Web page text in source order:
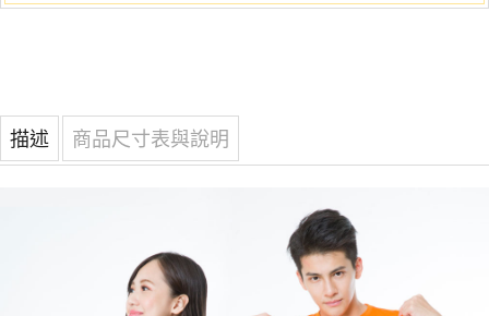
描述 商品尺寸表與說明